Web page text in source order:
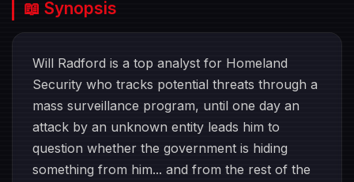
📖 Synopsis
Will Radford is a top analyst for Homeland
Security who tracks potential threats through a
mass surveillance program, until one day an
attack by an unknown entity leads him to
question whether the government is hiding
something from him... and from the rest of the